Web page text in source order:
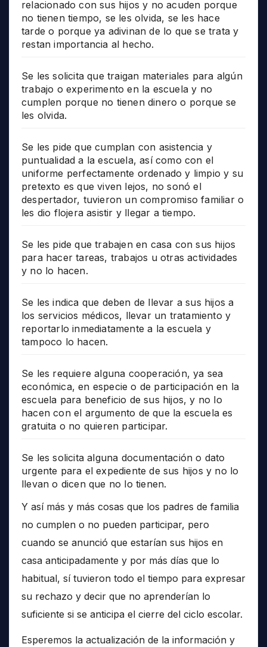
relacionado con sus hijos y no acuden porque
no tienen tiempo, se les olvida, se les hace
tarde o porque ya adivinan de lo que se trata y
restan importancia al hecho.
Se les solicita que traigan materiales para algún
trabajo o experimento en la escuela y no
cumplen porque no tienen dinero o porque se
les olvida.
Se les pide que cumplan con asistencia y
puntualidad a la escuela, así como con el
uniforme perfectamente ordenado y limpio y su
pretexto es que viven lejos, no sonó el
despertador, tuvieron un compromiso familiar o
les dio flojera asistir y llegar a tiempo.
Se les pide que trabajen en casa con sus hijos
para hacer tareas, trabajos u otras actividades
y no lo hacen.
Se les indica que deben de llevar a sus hijos a
los servicios médicos, llevar un tratamiento y
reportarlo inmediatamente a la escuela y
tampoco lo hacen.
Se les requiere alguna cooperación, ya sea
económica, en especie o de participación en la
escuela para beneficio de sus hijos, y no lo
hacen con el argumento de que la escuela es
gratuita o no quieren participar.
Se les solicita alguna documentación o dato
urgente para el expediente de sus hijos y no lo
llevan o dicen que no lo tienen.
Y así más y más cosas que los padres de familia
no cumplen o no pueden participar, pero
cuando se anunció que estarían sus hijos en
casa anticipadamente y por más días que lo
habitual, sí tuvieron todo el tiempo para expresar
su rechazo y decir que no aprenderían lo
suficiente si se anticipa el cierre del ciclo escolar.
Esperemos la actualización de la información y